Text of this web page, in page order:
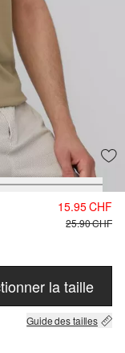
15.95 CHF
25.90 CHF
la taille
Guide des tailles